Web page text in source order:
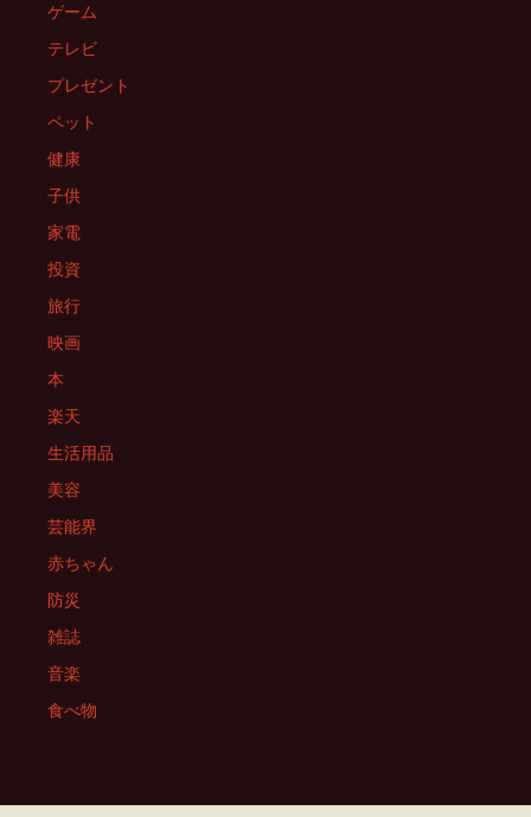
ンゲーム
テレビ
プレゼント
ペット
健康
子供
家電
投資
旅行
映画
本
楽天
生活用品
美容
芸能界
赤ちゃん
防災
雑誌
音楽
食べ物